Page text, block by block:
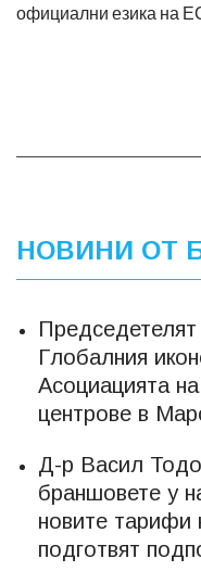
официални езика на
НОВИНИ ОТ
Глобалния
Асоциацията
центрове в
Д-р Васил
браншовете у
новите
подготвят